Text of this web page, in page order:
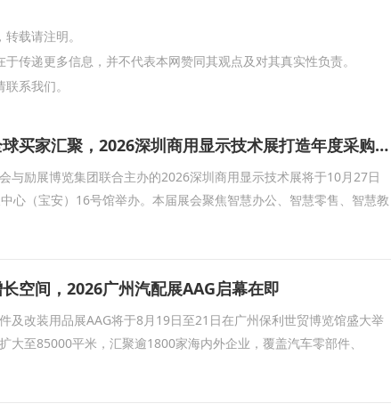
载请注明。
传递更多信息，并不代表本网赞同其观点及对其真实性负责。
系我们。
头部企业云集、全球买家汇聚，2026深圳商用显示技术展打造年度采购现场
与励展博览集团联合主办的2026深圳商用显示技术展将于10月27日
心（宝安）16号馆举办。本届展会聚焦智慧办公、智慧零售、智慧教
空间，2026广州汽配展AAG启幕在即
及改装用品展AAG将于8月19日至21日在广州保利世贸博览馆盛大举
大至85000平米，汇聚逾1800家海内外企业，覆盖汽车零部件、